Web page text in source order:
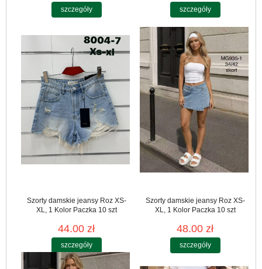
szczegóły szczegóły
Szorty damskie jeansy Roz XS-
XL, 1 Kolor Paczka 10 szt
44.00 zł
szczegóły
Szorty damskie jeansy Roz XS-
XL, 1 Kolor Paczka 10 szt
48.00 zł
szczegóły